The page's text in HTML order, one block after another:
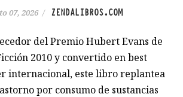
07, 2026 / ZENDALIBROS.COM
del Premio Hubert Evans de
2010 y convertido en best
internacional, este libro replantea
por consumo de sustancias